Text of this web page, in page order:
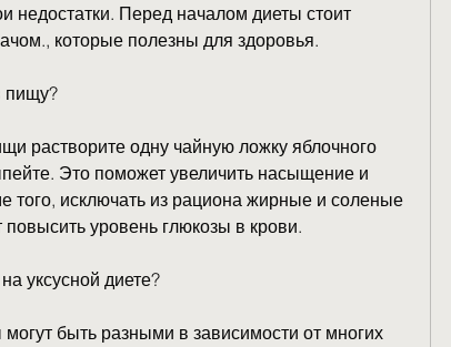
недостатки. Перед началом диеты стоит
которые полезны для здоровья.
пищу?
растворите одну чайную ложку яблочного
Это поможет увеличить насыщение и
того, исключать из рациона жирные и соленые
повысить уровень глюкозы в крови.
уксусной диете?
могут быть разными в зависимости от многих